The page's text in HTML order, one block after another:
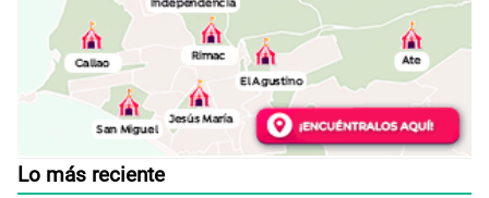
Lo más reciente